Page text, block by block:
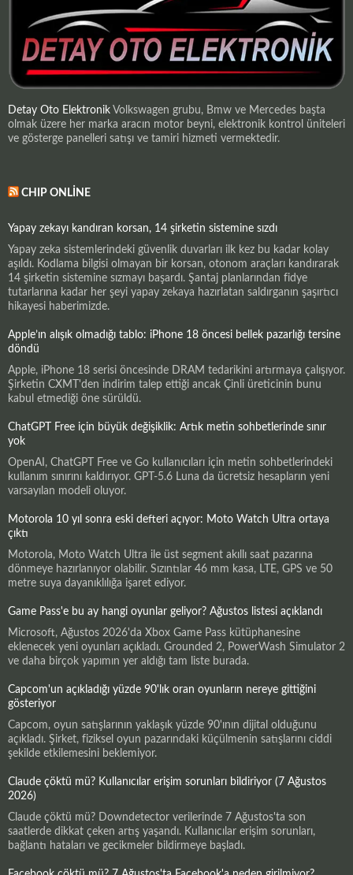
Detay Oto Elektronik Volkswagen grubu, Bmw ve Mercedes başta
olmak üzere her marka aracın motor beyni, elektronik kontrol üniteleri
ve gösterge panelleri satışı ve tamiri hizmeti vermektedir.
CHIP ONLINE
Yapay zekayı kandıran korsan, 14 şirketin sistemine sızdı
Yapay zeka sistemlerindeki güvenlik duvarları ilk kez bu kadar kolay
aşıldı. Kodlama bilgisi olmayan bir korsan, otonom araçları kandırarak
14 şirketin sistemine sızmayı başardı. Şantaj planlarından fidye
tutarlarına kadar her şeyi yapay zekaya hazırlatan saldırganın şaşırtıcı
hikayesi haberimizde.
Apple’ın alışık olmadığı tablo: iPhone 18 öncesi bellek pazarlığı tersine
döndü
Apple, iPhone 18 serisi öncesinde DRAM tedarikini artırmaya çalışıyor.
Şirketin CXMT'den indirim talep ettiği ancak Çinli üreticinin bunu
kabul etmediği öne sürüldü.
ChatGPT Free için büyük değişiklik: Artık metin sohbetlerinde sınır
yok
OpenAI, ChatGPT Free ve Go kullanıcıları için metin sohbetlerindeki
kullanım sınırını kaldırıyor. GPT-5.6 Luna da ücretsiz hesapların yeni
varsayılan modeli oluyor.
Motorola 10 yıl sonra eski defteri açıyor: Moto Watch Ultra ortaya
çıktı
Motorola, Moto Watch Ultra ile üst segment akıllı saat pazarına
dönmeye hazırlanıyor olabilir. Sızıntılar 46 mm kasa, LTE, GPS ve 50
metre suya dayanıklılığa işaret ediyor.
Game Pass'e bu ay hangi oyunlar geliyor? Ağustos listesi açıklandı
Microsoft, Ağustos 2026'da Xbox Game Pass kütüphanesine
eklenecek yeni oyunları açıkladı. Grounded 2, PowerWash Simulator 2
ve daha birçok yapımın yer aldığı tam liste burada.
Capcom'un açıkladığı yüzde 90'lık oran oyunların nereye gittiğini
gösteriyor
Capcom, oyun satışlarının yaklaşık yüzde 90'ının dijital olduğunu
açıkladı. Şirket, fiziksel oyun pazarındaki küçülmenin satışlarını ciddi
şekilde etkilemesini beklemiyor.
Claude çöktü mü? Kullanıcılar erişim sorunları bildiriyor (7 Ağustos
2026)
Claude çöktü mü? Downdetector verilerinde 7 Ağustos'ta son
saatlerde dikkat çeken artış yaşandı. Kullanıcılar erişim sorunları,
bağlantı hataları ve gecikmeler bildirmeye başladı.